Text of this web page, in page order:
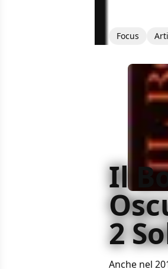
Focus
Il
2
Anche nel